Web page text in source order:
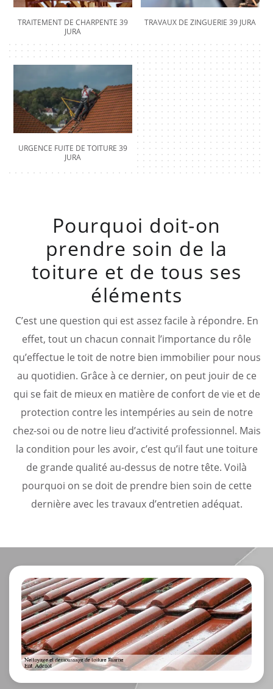
TRAITEMENT DE CHARPENTE 39
JURA
TRAVAUX DE ZINGUERIE 39 JURA
URGENCE FUITE DE TOITURE 39
JURA
Pourquoi doit-on
prendre soin de la
toiture et de tous ses
éléments
C’est une question qui est assez facile à répondre. En
effet, tout un chacun connait l’importance du rôle
qu’effectue le toit de notre bien immobilier pour nous
au quotidien. Grâce à ce dernier, on peut jouir de ce
qui se fait de mieux en matière de confort de vie et de
protection contre les intempéries au sein de notre
chez-soi ou de notre lieu d’activité professionnel. Mais
la condition pour les avoir, c’est qu’il faut une toiture
de grande qualité au-dessus de notre tête. Voilà
pourquoi on se doit de prendre bien soin de cette
dernière avec les travaux d’entretien adéquat.